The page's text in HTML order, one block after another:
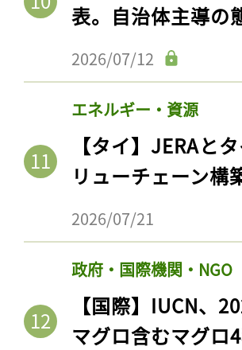
表。自治体主導の
2026/07/12
エネルギー・資源
【タイ】JERAと
リューチェーン構
2026/07/21
政府・国際機関・NGO
【国際】IUCN、
マグロ含むマグロ
記事をお
ログ